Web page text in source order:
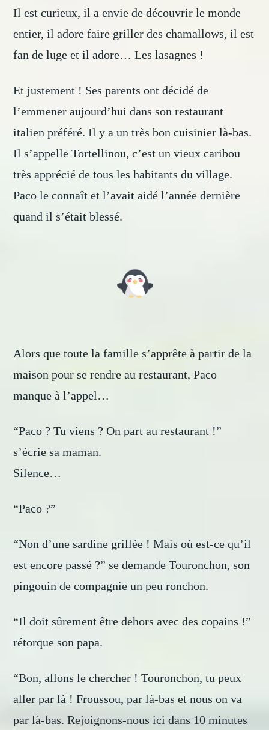
Il est curieux, il a envie de découvrir le monde
entier, il adore faire griller des chamallows, il est
fan de luge et il adore… Les lasagnes !
Et justement ! Ses parents ont décidé de
l’emmener aujourd’hui dans son restaurant
italien préféré. Il y a un très bon cuisinier là-bas.
Il s’appelle Tortellinou, c’est un vieux caribou
très apprécié de tous les habitants du village.
Paco le connaît et l’avait aidé l’année dernière
quand il s’était blessé.
Alors que toute la famille s’apprête à partir de la
maison pour se rendre au restaurant, Paco
manque à l’appel…
“Paco ? Tu viens ? On part au restaurant !”
s’écrie sa maman.
Silence…
“Paco ?”
“Non d’une sardine grillée ! Mais où est-ce qu’il
est encore passé ?” se demande Touronchon, son
pingouin de compagnie un peu ronchon.
“Il doit sûrement être dehors avec des copains !”
rétorque son papa.
“Bon, allons le chercher ! Touronchon, tu peux
aller par là ! Froussou, par là-bas et nous on va
par là-bas. Rejoignons-nous ici dans 10 minutes